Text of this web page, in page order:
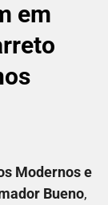
em
Modernos e
Bueno,